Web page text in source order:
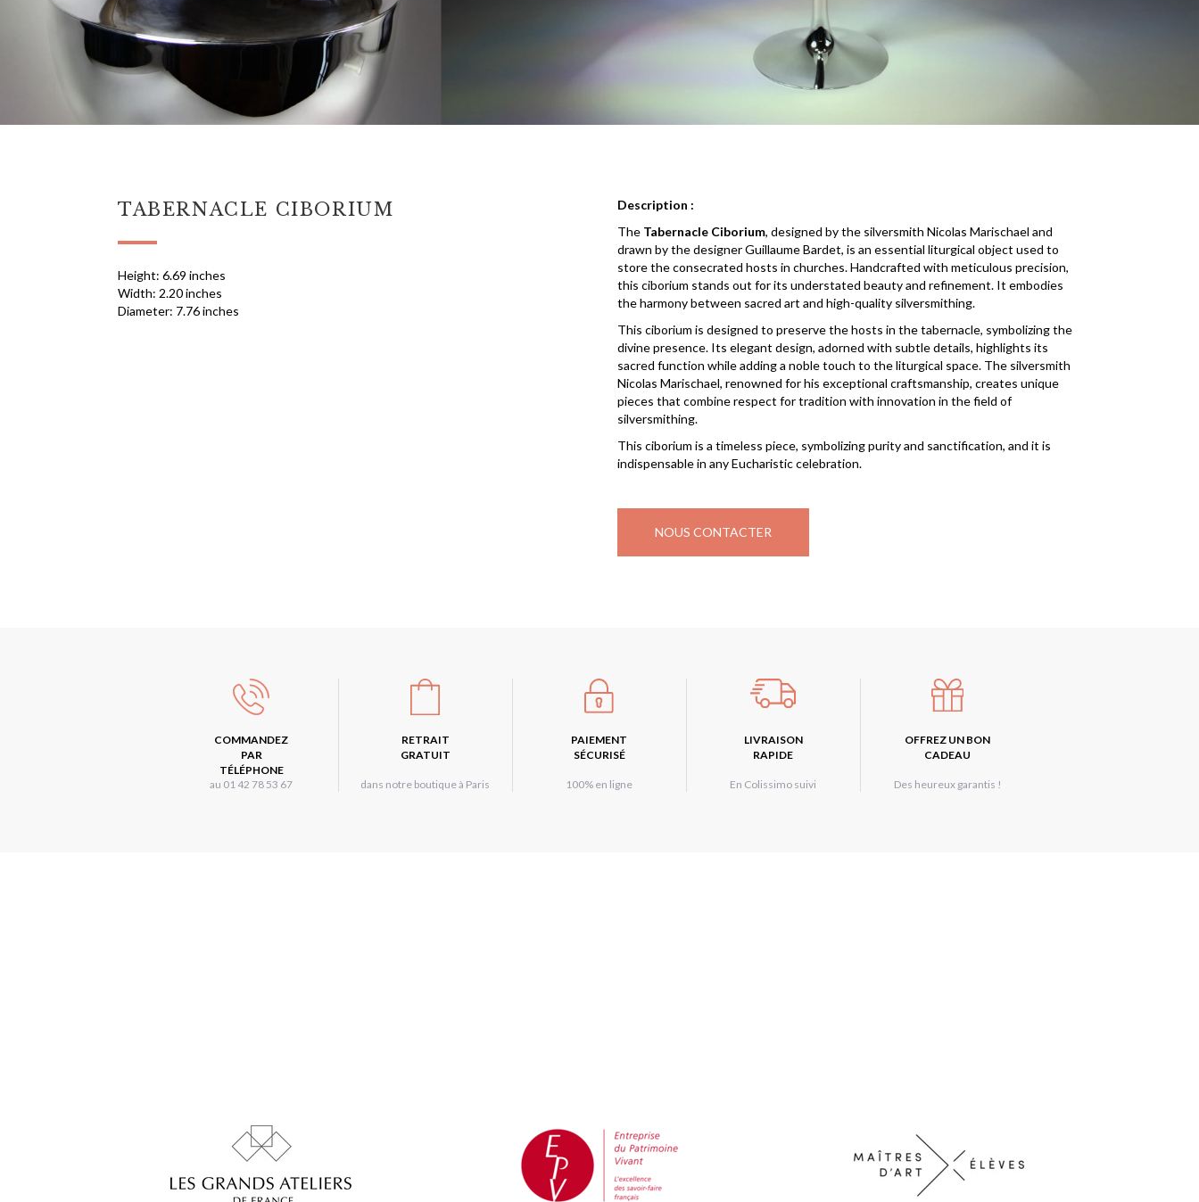
TABERNACLE CIBORIUM
Height: 6.69 inches
Width: 2.20 inches
Diameter: 7.76 inches
Description :
The Tabernacle Ciborium, designed by the silversmith Nicolas Marischael and
drawn by the designer Guillaume Bardet, is an essential liturgical object used to
store the consecrated hosts in churches. Handcrafted with meticulous precision,
this ciborium stands out for its understated beauty and refinement. It embodies
the harmony between sacred art and high-quality silversmithing.
This ciborium is designed to preserve the hosts in the tabernacle, symbolizing the
divine presence. Its elegant design, adorned with subtle details, highlights its
sacred function while adding a noble touch to the liturgical space. The silversmith
Nicolas Marischael, renowned for his exceptional craftsmanship, creates unique
pieces that combine respect for tradition with innovation in the field of
silversmithing.
This ciborium is a timeless piece, symbolizing purity and sanctification, and it is
indispensable in any Eucharistic celebration.
NOUS CONTACTER
COMMANDEZ
PAR
TÉLÉPHONE
au 01 42 78 53 67
RETRAIT
GRATUIT
dans notre boutique à Paris
PAIEMENT
SÉCURISÉ
100% en ligne
LIVRAISON
RAPIDE
En Colissimo suivi
OFFREZ UN BON
CADEAU
Des heureux garantis !